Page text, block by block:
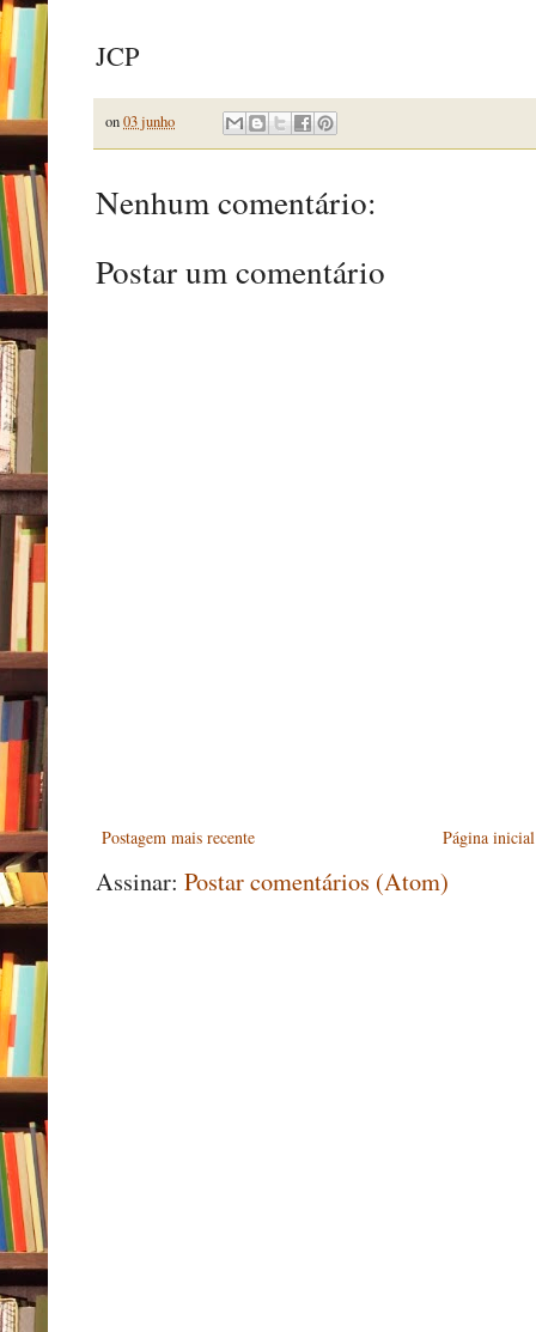
JCP
on03 junho
Nenhum comentário:
Postar um comentário
Postagem mais recente Página inicial
Assinar: Postar comentários (Atom)